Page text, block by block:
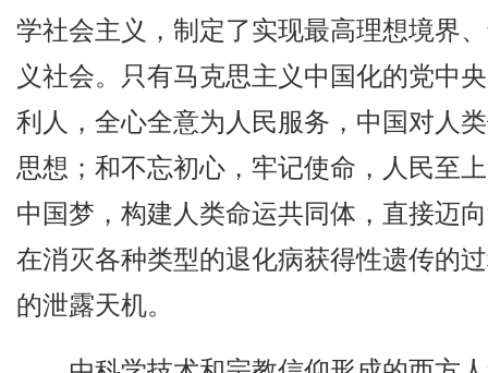
学社会主义，制定了实现最高理想境界
义社会。只有马克思主义中国化的党中
利人，全心全意为人民服务，中国对人
思想；和不忘初心，牢记使命，人民至
中国梦，构建人类命运共同体，直接迈
在消灭各种类型的退化病获得性遗传的
的泄露天机。